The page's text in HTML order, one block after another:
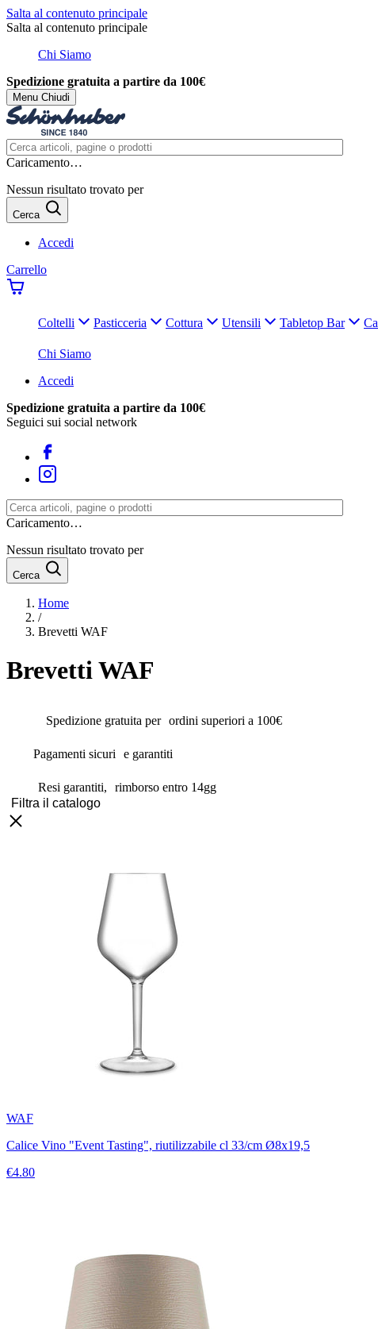
Salta al contenuto principale
Salta al contenuto principale
Chi Siamo
Spedizione gratuita a partire da 100€
Menu Chiudi
Caricamento…
Nessun risultato trovato per
Cerca
Accedi
Carrello
Coltelli Pasticceria Cottura Utensili Tabletop Bar
Chi Siamo
Accedi
Spedizione gratuita a partire da 100€
Seguici sui social network
Caricamento…
Nessun risultato trovato per
Cerca
Home
/
Brevetti WAF
Brevetti WAF
Spedizione gratuita per ordini superiori a 100€
Pagamenti sicuri e garantiti
Resi garantiti, rimborso entro 14gg
Filtra il catalogo
WAF
Calice Vino "Event Tasting", riutilizzabile cl 33/cm Ø8x19,5
€4.80